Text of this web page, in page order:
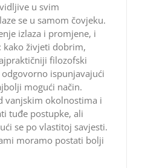
u svim
se u samom čovjeku.
izlaza i promjene, i
kako živjeti dobrim,
filozofski
ispunjavajući
mogući način.
vanjskim okolnostima i
tuđe postupke, ali
se po vlastitoj savjesti.
moramo postati bolji